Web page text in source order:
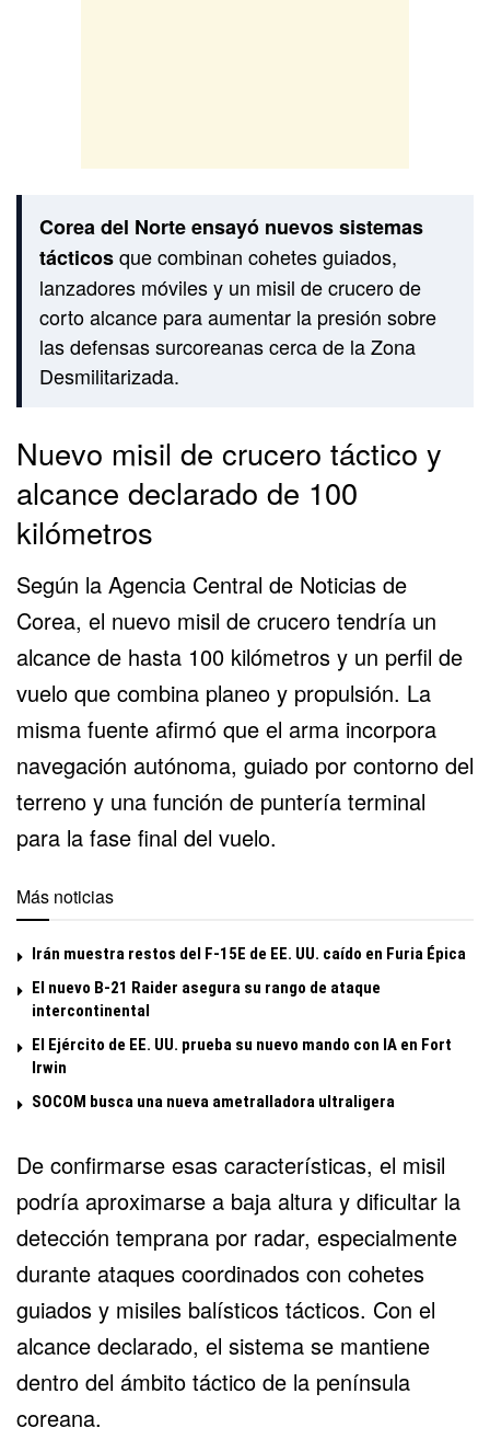
Corea del Norte ensayó nuevos sistemas
tácticosque combinan cohetes guiados,
lanzadores móviles y un misil de crucero de
corto alcance para aumentar la presión sobre
las defensas surcoreanas cerca de la Zona
Desmilitarizada.
Nuevo misil de crucero táctico y
alcance declarado de 100
kilómetros
Según la Agencia Central de Noticias de
Corea, el nuevo misil de crucero tendría un
alcance de hasta 100 kilómetros y un perfil de
vuelo que combina planeo y propulsión. La
misma fuente afirmó que el arma incorpora
navegación autónoma, guiado por contorno del
terreno y una función de puntería terminal
para la fase final del vuelo.
Más noticias
Irán muestra restos del F-15E de EE. UU. caído en Furia Épica
El nuevo B-21 Raider asegura su rango de ataque
intercontinental
El Ejército de EE. UU. prueba su nuevo mando con IA en Fort
Irwin
SOCOM busca una nueva ametralladora ultraligera
De confirmarse esas características, el misil
podría aproximarse a baja altura y dificultar la
detección temprana por radar, especialmente
durante ataques coordinados con cohetes
guiados y misiles balísticos tácticos. Con el
alcance declarado, el sistema se mantiene
dentro del ámbito táctico de la península
coreana.